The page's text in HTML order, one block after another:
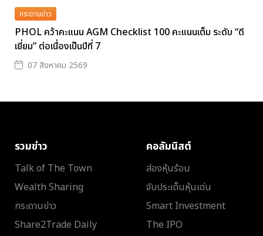
กระดานข่าว
PHOL คว้าคะแนน AGM Checklist 100 คะแนนเต็ม ระดับ “ดี
เยี่ยม” ต่อเนื่องเป็นปีที่ 7
07 สิงหาคม 2569
รวมข่าว
Talk of The Town
Wealth Sharing
กระดานข่าว
Share2Trade Daily
คอลัมนิสต์
ส่องหุ้นร้อน
จับประเด็นหุ้นเด่น
Smart Investment
The IPO